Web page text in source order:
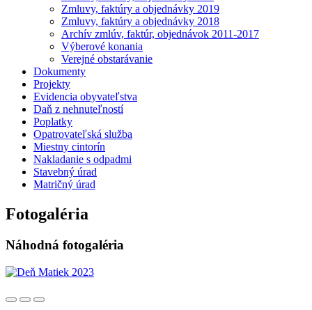
Zmluvy, faktúry a objednávky 2019
Zmluvy, faktúry a objednávky 2018
Archív zmlúv, faktúr, objednávok 2011-2017
Výberové konania
Verejné obstarávanie
Dokumenty
Projekty
Evidencia obyvateľstva
Daň z nehnuteľností
Poplatky
Opatrovateľská služba
Miestny cintorín
Nakladanie s odpadmi
Stavebný úrad
Matričný úrad
Fotogaléria
Náhodná fotogaléria